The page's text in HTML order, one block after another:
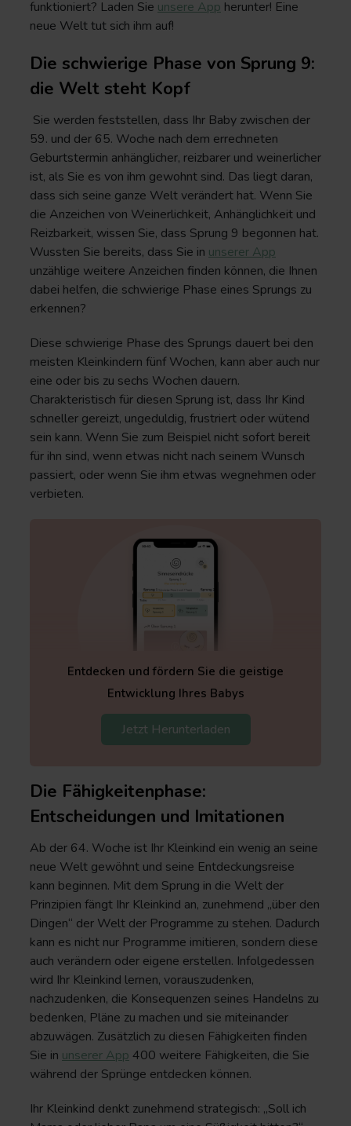
funktioniert? Laden Sie unsere App herunter! Eine
neue Welt tut sich ihm auf!
Die schwierige Phase von Sprung 9:
die Welt steht Kopf
Sie werden feststellen, dass Ihr Baby zwischen der
59. und der 65. Woche nach dem errechneten
Geburtstermin anhänglicher, reizbarer und weinerlicher
ist, als Sie es von ihm gewohnt sind. Das liegt daran,
dass sich seine ganze Welt verändert hat. Wenn Sie
die Anzeichen von Weinerlichkeit, Anhänglichkeit und
Reizbarkeit, wissen Sie, dass Sprung 9 begonnen hat.
Wussten Sie bereits, dass Sie in unserer App
unzählige weitere Anzeichen finden können, die Ihnen
dabei helfen, die schwierige Phase eines Sprungs zu
erkennen?
Diese schwierige Phase des Sprungs dauert bei den
meisten Kleinkindern fünf Wochen, kann aber auch nur
eine oder bis zu sechs Wochen dauern.
Charakteristisch für diesen Sprung ist, dass Ihr Kind
schneller gereizt, ungeduldig, frustriert oder wütend
sein kann. Wenn Sie zum Beispiel nicht sofort bereit
für ihn sind, wenn etwas nicht nach seinem Wunsch
passiert, oder wenn Sie ihm etwas wegnehmen oder
verbieten.
Entdecken und fördern Sie die geistige
Entwicklung Ihres Babys
Jetzt Herunterladen
Die Fähigkeitenphase:
Entscheidungen und Imitationen
Ab der 64. Woche ist Ihr Kleinkind ein wenig an seine
neue Welt gewöhnt und seine Entdeckungsreise
kann beginnen. Mit dem Sprung in die Welt der
Prinzipien fängt Ihr Kleinkind an, zunehmend „über den
Dingen“ der Welt der Programme zu stehen. Dadurch
kann es nicht nur Programme imitieren, sondern diese
auch verändern oder eigene erstellen. Infolgedessen
wird Ihr Kleinkind lernen, vorauszudenken,
nachzudenken, die Konsequenzen seines Handelns zu
bedenken, Pläne zu machen und sie miteinander
abzuwägen. Zusätzlich zu diesen Fähigkeiten finden
Sie in unserer App 400 weitere Fähigkeiten, die Sie
während der Sprünge entdecken können.
Ihr Kleinkind denkt zunehmend strategisch: „Soll ich